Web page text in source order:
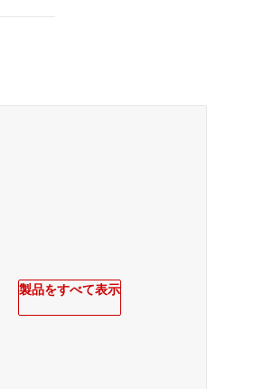
製品をすべて表示